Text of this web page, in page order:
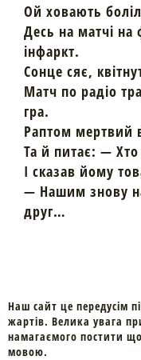
Ой ховають
Десь на матчі
інфаркт.
Сонце сяє,
Матч по радіо
гра.
Раптом мертвий
Та й питає: —
І сказав йому
— Нашим знову
друг…
Наш сайт це передусім
жартів. Велика увага
намагаємого постити
мовою.